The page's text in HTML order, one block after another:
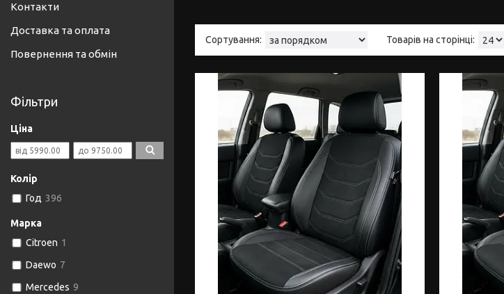
Контакти
Доставка та оплата
Повернення та обмін
Фільтри
Ціна
Колір
Год 396
Марка
Citroen 1
Daewo 7
Mercedes 9